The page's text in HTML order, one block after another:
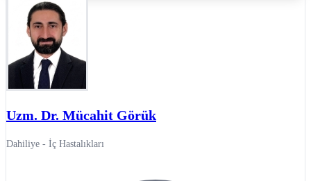
Uzm. Dr. Mücahit Görük
Dahiliye - İç Hastalıkları